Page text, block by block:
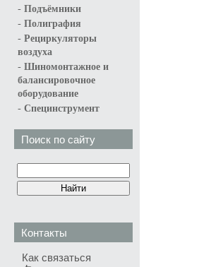
- Подъёмники
- Полиграфия
- Рециркуляторы
воздуха
- Шиномонтажное и
балансировочное
оборудование
- Специнструмент
Поиск по сайту
Контакты
Как связаться